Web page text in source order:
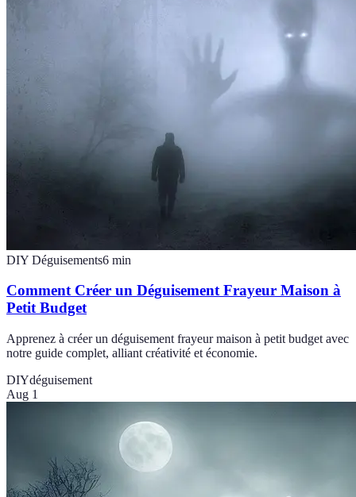
DIY Déguisements6 min
Comment Créer un Déguisement Frayeur Maison à
Petit Budget
Apprenez à créer un déguisement frayeur maison à petit budget avec
notre guide complet, alliant créativité et économie.
DIYdéguisement
Aug 1